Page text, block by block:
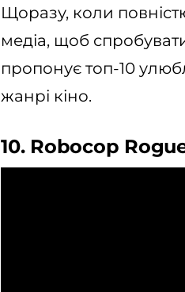
Щоразу, коли
медіа, щоб
пропонує топ-10
жанрі кіно.
10. Robocop